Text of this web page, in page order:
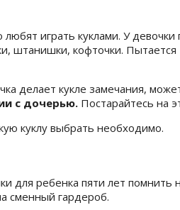
играть куклами. У девочки
штанишки, кофточки.
делает кукле замечания,
с дочерью. Постарайтесь на
куклу выбрать необходимо.
для ребенка пяти лет
сменный гардероб.